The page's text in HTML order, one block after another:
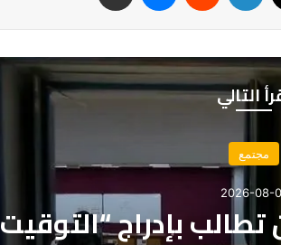
التالي
مجتمع
2026-08-
بإدراج “التوقيت